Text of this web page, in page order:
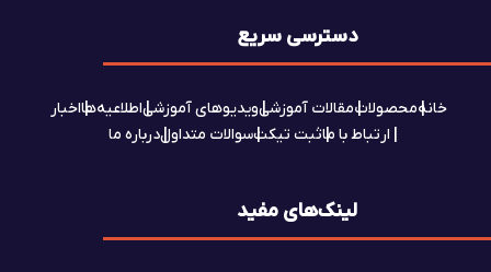
لینک‌های مفید
دسترسی سریع
خانهمحصولاتمقالات آموزشیویدیوهای آموزشیاطلاعیه‌هااخبار
ارتباط با ماثبت تیکتسوالات متداولدرباره ما